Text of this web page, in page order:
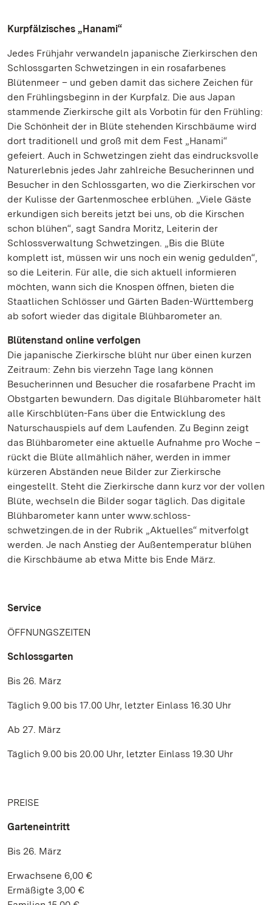
Kurpfälzisches „Hanami“
Jedes Frühjahr verwandeln japanische Zierkirschen den
Schlossgarten Schwetzingen in ein rosafarbenes
Blütenmeer – und geben damit das sichere Zeichen für
den Frühlingsbeginn in der Kurpfalz. Die aus Japan
stammende Zierkirsche gilt als Vorbotin für den Frühling:
Die Schönheit der in Blüte stehenden Kirschbäume wird
dort traditionell und groß mit dem Fest „Hanami“
gefeiert. Auch in Schwetzingen zieht das eindrucksvolle
Naturerlebnis jedes Jahr zahlreiche Besucherinnen und
Besucher in den Schlossgarten, wo die Zierkirschen vor
der Kulisse der Gartenmoschee erblühen. „Viele Gäste
erkundigen sich bereits jetzt bei uns, ob die Kirschen
schon blühen“, sagt Sandra Moritz, Leiterin der
Schlossverwaltung Schwetzingen. „Bis die Blüte
komplett ist, müssen wir uns noch ein wenig gedulden“,
so die Leiterin. Für alle, die sich aktuell informieren
möchten, wann sich die Knospen öffnen, bieten die
Staatlichen Schlösser und Gärten Baden-Württemberg
ab sofort wieder das digitale Blühbarometer an.
Blütenstand online verfolgen
Die japanische Zierkirsche blüht nur über einen kurzen
Zeitraum: Zehn bis vierzehn Tage lang können
Besucherinnen und Besucher die rosafarbene Pracht im
Obstgarten bewundern. Das digitale Blühbarometer hält
alle Kirschblüten-Fans über die Entwicklung des
Naturschauspiels auf dem Laufenden. Zu Beginn zeigt
das Blühbarometer eine aktuelle Aufnahme pro Woche –
rückt die Blüte allmählich näher, werden in immer
kürzeren Abständen neue Bilder zur Zierkirsche
eingestellt. Steht die Zierkirsche dann kurz vor der vollen
Blüte, wechseln die Bilder sogar täglich. Das digitale
Blühbarometer kann unter www.schloss-
schwetzingen.de in der Rubrik „Aktuelles“ mitverfolgt
werden. Je nach Anstieg der Außentemperatur blühen
die Kirschbäume ab etwa Mitte bis Ende März.
Service
ÖFFNUNGSZEITEN
Schlossgarten
Bis 26. März
Täglich 9.00 bis 17.00 Uhr, letzter Einlass 16.30 Uhr
Ab 27. März
Täglich 9.00 bis 20.00 Uhr, letzter Einlass 19.30 Uhr
PREISE
Garteneintritt
Bis 26. März
Erwachsene 6,00 €
Ermäßigte 3,00 €